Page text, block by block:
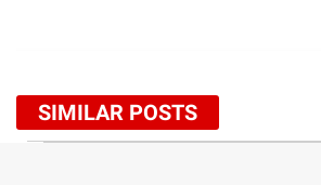
SIMILAR POSTS